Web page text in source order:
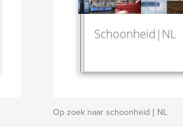
Op zoek naar schoonheid | NL